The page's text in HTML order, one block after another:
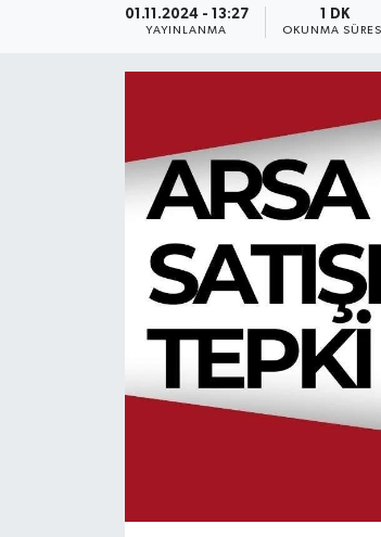
01.11.2024 - 13:27
YAYINLANMA
1 DK
OKUNMA SÜRESI